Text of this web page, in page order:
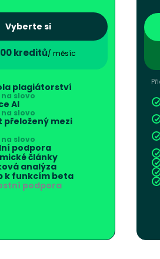
Vyberte si
kreditů/ měsíc
plagiátorství
na slovo
AI
na slovo
přeložený mezi
slovo
podpora
články
analýza
k funkcím beta
podpora